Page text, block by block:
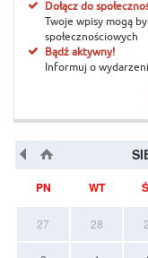
Dołącz do
Twoje wpisy mogą
społecznościowych
Bądź aktywny!
Informuj o
PN WT
27 28